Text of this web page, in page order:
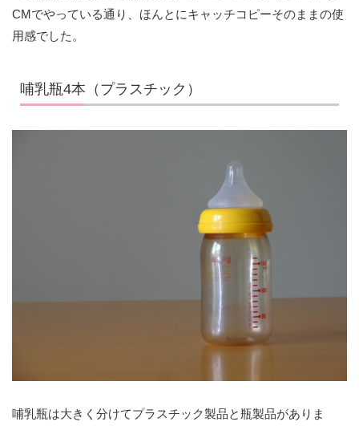
CMでやっている通り、ほんとにキャッチコピーそのままの使
用感でした。
哺乳瓶4本（プラスチック）
哺乳瓶は大きく分けてプラスチック製品と瓶製品がありま